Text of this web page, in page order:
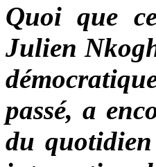
Quoi que
Julien
passé, a
du